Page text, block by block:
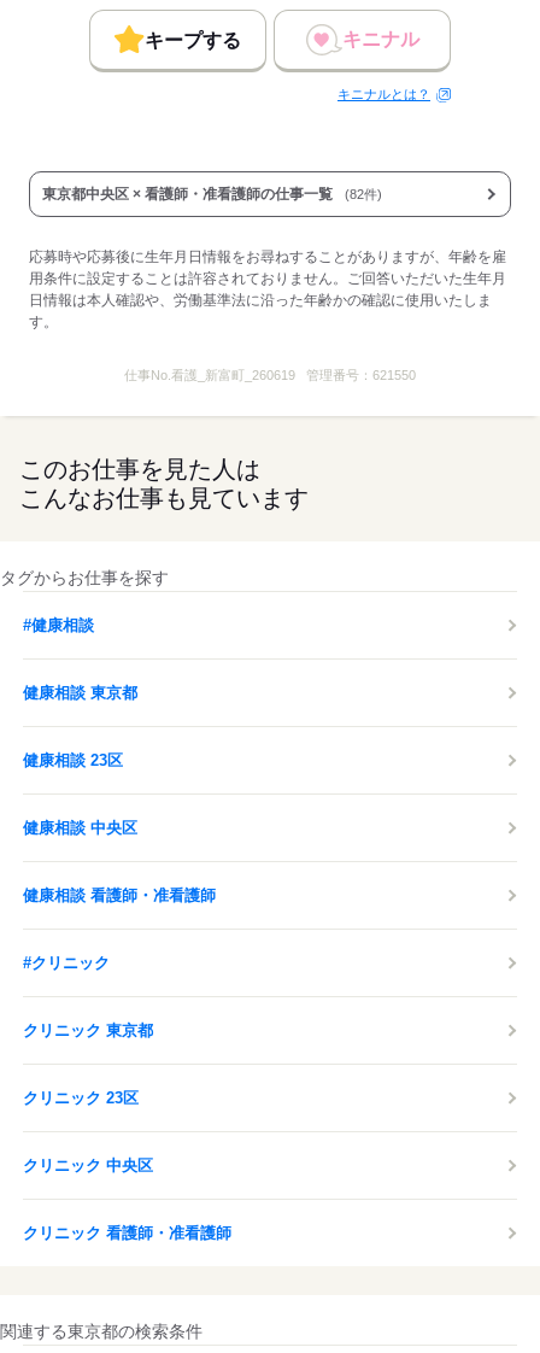
キープする キニナル
キニナルとは？
東京都中央区 × 看護師・准看護師の仕事一覧 (82件)
応募時や応募後に生年月日情報をお尋ねすることがありますが、年齢を雇
用条件に設定することは許容されておりません。ご回答いただいた生年月
日情報は本人確認や、労働基準法に沿った年齢かの確認に使用いたしま
す。
仕事No. 看護_新富町_260619 管理番号：621550
このお仕事を見た人は
こんなお仕事も見ています
タグからお仕事を探す
#健康相談
健康相談 東京都
健康相談 23区
健康相談 中央区
健康相談 看護師・准看護師
#クリニック
クリニック 東京都
クリニック 23区
クリニック 中央区
クリニック 看護師・准看護師
関連する東京都の検索条件